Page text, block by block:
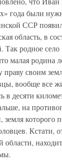
года были
ССР
область, в
родное село
малая родина
своим
вообще все
десяти
на
которого
Кстати,